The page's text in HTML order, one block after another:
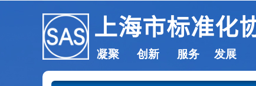
上海市标准化
凝聚 创新 服务 发展
SHANGHAI ASSOCIATION OF STANDARDIZATION